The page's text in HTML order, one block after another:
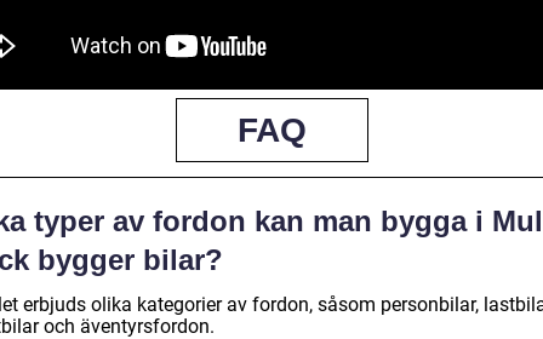
FAQ
typer av fordon kan man bygga i
bygger bilar?
erbjuds olika kategorier av fordon, såsom personbilar,
och äventyrsfordon.